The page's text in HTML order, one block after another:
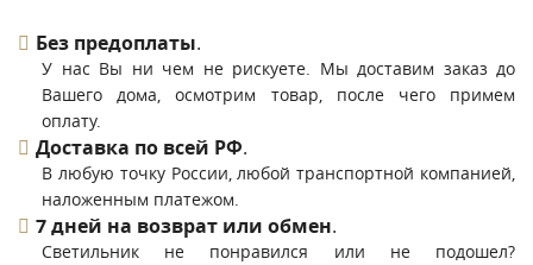
Без предоплаты.
У нас Вы ни чем не рискуете. Мы доставим заказ до
Вашего дома, осмотрим товар, после чего примем
оплату.
Доставка по всей РФ.
В любую точку России, любой транспортной компанией,
наложенным платежом.
7 дней на возврат или обмен.
Светильник не понравился или не подошел?